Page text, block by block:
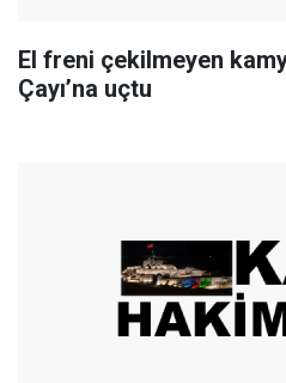
El freni çekilmeyen
Çayı’na uçtu